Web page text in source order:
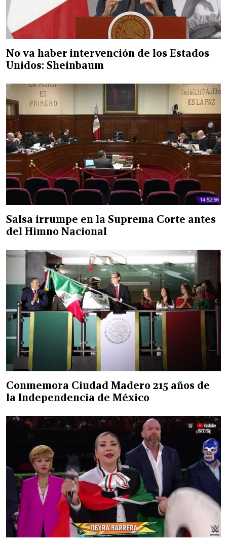
No va haber intervención de los Estados
Unidos: Sheinbaum
Salsa irrumpe en la Suprema Corte antes
del Himno Nacional
Conmemora Ciudad Madero 215 años de
la Independencia de México